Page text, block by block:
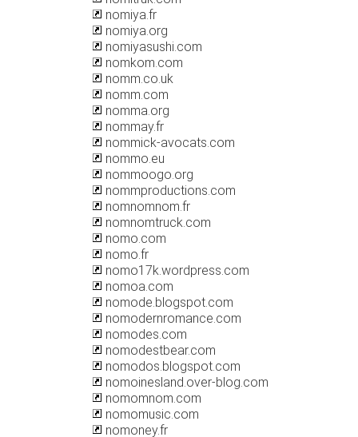
nomiya.fr
nomiya.org
nomiyasushi.com
nomkom.com
nomm.co.uk
nomm.com
nomma.org
nommay.fr
nommick-avocats.com
nommo.eu
nommoogo.org
nommproductions.com
nomnomnom.fr
nomnomtruck.com
nomo.com
nomo.fr
nomo17k.wordpress.com
nomoa.com
nomode.blogspot.com
nomodernromance.com
nomodes.com
nomodestbear.com
nomodos.blogspot.com
nomoinesland.over-blog.com
nomomnom.com
nomomusic.com
nomoney.fr